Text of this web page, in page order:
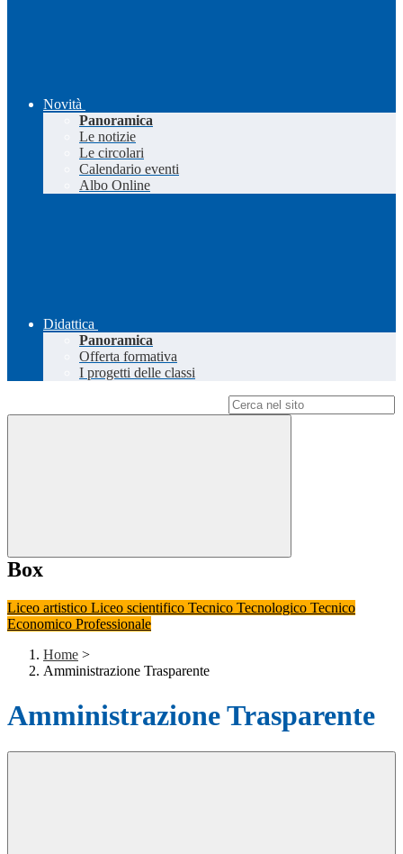
Novità
Panoramica
Le notizie
Le circolari
Calendario eventi
Albo Online
Didattica
Panoramica
Offerta formativa
I progetti delle classi
Box
Liceo artistico Liceo scientifico Tecnico Tecnologico Tecnico
Economico Professionale
Home >
Amministrazione Trasparente
Amministrazione Trasparente